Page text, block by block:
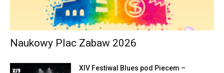
Naukowy Plac Zabaw 2026
XIV Festiwal Blues pod Piecem –